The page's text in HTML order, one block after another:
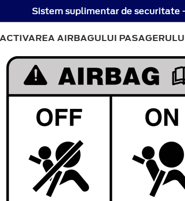
Sistem suplimentar de securitate
AIRBAGULUI